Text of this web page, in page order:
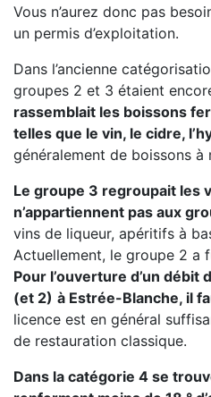
Vous n’aurez donc pas
un permis d’exploitation.
Dans l’ancienne
groupes 2 et 3 étaient
rassemblait les boissons
telles que le vin, le cidre,
généralement de boissons à
Le groupe 3 regroupait les
n’appartiennent pas aux
vins de liqueur, apéritifs à
Actuellement, le groupe 2 a
Pour l’ouverture d’un débit
(et 2) à Estrée-Blanche, il
licence est en général
de restauration classique.
Dans la catégorie 4 se